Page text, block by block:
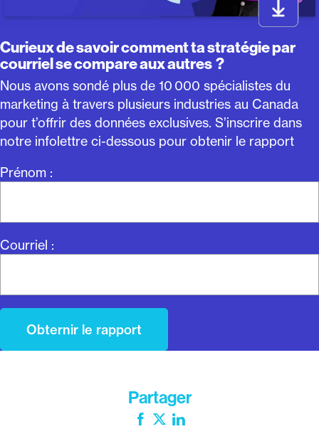
Curieux de savoir comment ta stratégie par
courriel se compare aux autres ?
Nous avons sondé plus de 10 000 spécialistes du
marketing à travers plusieurs industries au Canada
pour t’offrir des données exclusives. S’inscrire dans
notre infolettre ci-dessous pour obtenir le rapport
Prénom :
Courriel :
Partager
Facebook
Twitter